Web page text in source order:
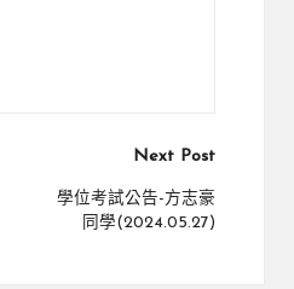
Next Post
學位考試公告-方志豪
同學(2024.05.27)